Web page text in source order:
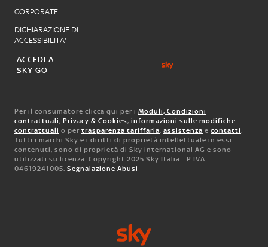
CORPORATE
DICHIARAZIONE DI
ACCESSIBILITA'
ACCEDI A
SKY GO
Per il consumatore clicca qui per i Moduli, Condizioni
contrattuali, Privacy & Cookies, informazioni sulle modifiche
contrattuali o per trasparenza tariffaria, assistenza e contatti.
Tutti i marchi Sky e i diritti di proprietà intellettuale in essi
contenuti, sono di proprietà di Sky international AG e sono
utilizzati su licenza. Copyright 2025 Sky Italia - P.IVA
04619241005. Segnalazione Abusi